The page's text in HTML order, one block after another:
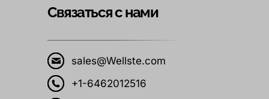
Связаться с нами
sales@Wellste.com
+1-6462012516